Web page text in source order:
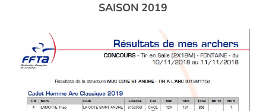
SAISON 2019